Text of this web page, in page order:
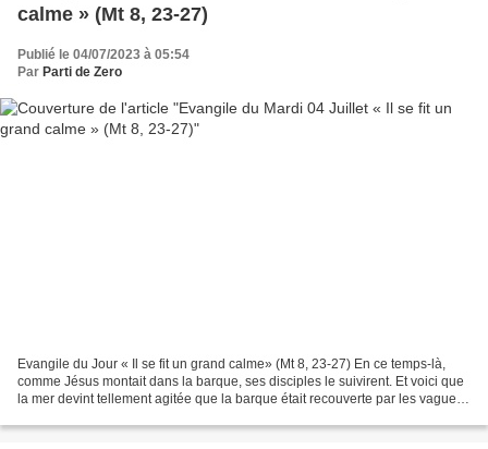
calme » (Mt 8, 23-27)
Publié le 04/07/2023 à 05:54
Par Parti de Zero
Evangile du Jour « Il se fit un grand calme» (Mt 8, 23-27) En ce temps-là,
comme Jésus montait dans la barque, ses disciples le suivirent. Et voici que
la mer devint tellement agitée que la barque était recouverte par les vagues.